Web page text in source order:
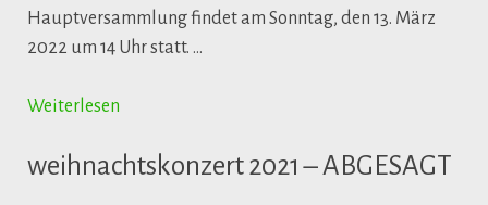
Hauptversammlung findet am Sonntag, den 13. März
2022 um 14 Uhr statt. …
Weiterlesen
weihnachtskonzert 2021 – ABGESAGT